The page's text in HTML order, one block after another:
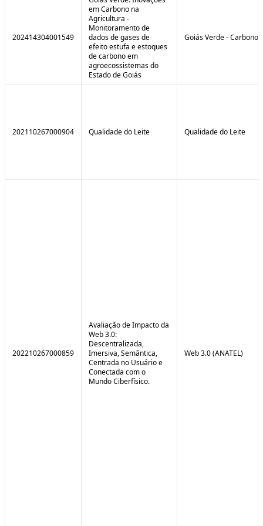
202414304001549
em Carbono na
Agricultura -
Monitoramento de
dados de gases de
efeito estufa e estoques
de carbono em
agroecossistemas do
Estado de Goiás
Goiás Verde - Carbono
202110267000904 Qualidade do Leite Qualidade do Leite
202210267000859
Avaliação de Impacto da
Web 3.0:
Descentralizada,
Imersiva, Semântica,
Centrada no Usuário e
Conectada com o
Mundo Ciberfísico.
Web 3.0 (ANATEL)